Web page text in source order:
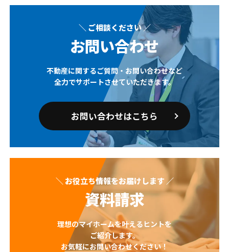
＼ ご相談ください ／
お問い合わせ
不動産に関するご質問・お問い合わせなど
全力でサポートさせていただきます。
お問い合わせはこちら
＼ お役立ち情報をお届けします ／
資料請求
理想のマイホームを叶えるヒントを
ご紹介します。
お気軽にお問い合わせください！